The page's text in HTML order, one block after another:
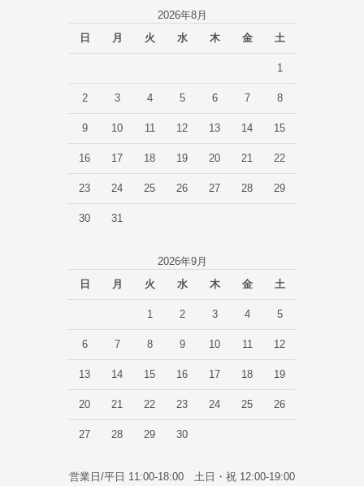
2026年8月
日
月 火 水 木 金 土
1
2 3 4 5 6 7 8
9 10 11 12 13 14 15
16 17 18 19 20 21 22
23 24 25 26 27 28 29
30 31
2026年9月
日
月 火 水 木 金 土
1 2 3 4 5
6 7 8 9 10 11 12
13 14 15 16 17 18 19
20 21 22 23 24 25 26
27 28 29 30
営業日/平日 11:00-18:00 土日・祝 12:00-19:00